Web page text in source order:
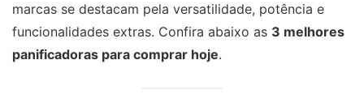
marcas se destacam pela versatilidade, potência e
funcionalidades extras. Confira abaixo as 3 melhores
panificadoras para comprar hoje.